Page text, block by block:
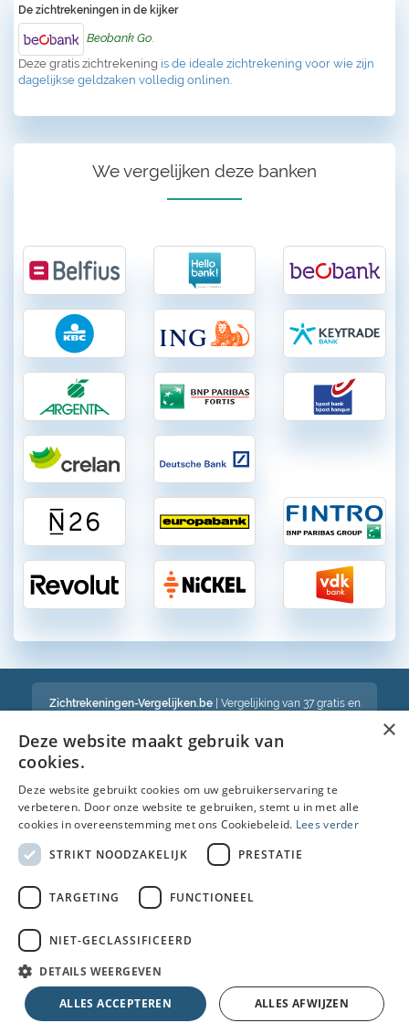
De zichtrekeningen in de kijker
Beobank Go.
Deze gratis zichtrekening is de ideale zichtrekening voor wie zijn
dagelijkse geldzaken volledig onlinen.
We vergelijken deze banken
Zichtrekeningen-Vergelijken.be| Vergelijking van 37 gratis en
Een volledig onafhankelijke vergelijking van gratis en betalende
bankrekeningen in België
Bekijk ook :
Spaarrekening
Brandverzekering simulatie
© Copyright 2026 • Alle rechten voorbehouden |Faq|Nieuws|Over
Cookies
×
Deze website maakt gebruik van
cookies.
Deze website gebruikt cookies om uw gebruikerservaring te
verbeteren. Door onze website te gebruiken, stemt u in met alle
cookies in overeenstemming met ons Cookiebeleid. Lees verder
STRIKT NOODZAKELIJK
PRESTATIE
TARGETING FUNCTIONEEL
NIET-GECLASSIFICEERD
DETAILS WEERGEVEN
ALLES ACCEPTEREN ALLES AFWIJZEN